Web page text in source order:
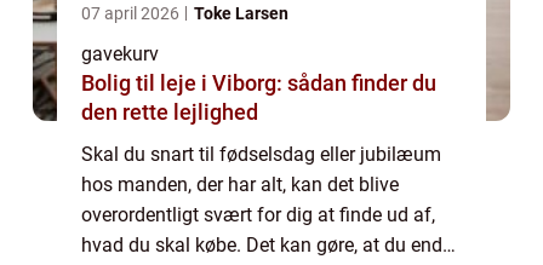
07 april 2026 Toke Larsen
gavekurv
Bolig til leje i Viborg: sådan finder du
den rette lejlighed
Skal du snart til fødselsdag eller jubilæum
hos manden, der har alt, kan det blive
overordentligt svært for dig at finde ud af,
hvad du skal købe. Det kan gøre, at du ender